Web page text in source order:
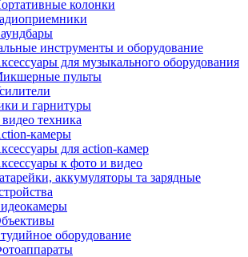
колонки
инструменты и оборудование
для музыкального оборудования
пульты
и гарнитуры
техника
камеры
для action-камер
к фото и видео
аккумуляторы та зарядные
оборудование